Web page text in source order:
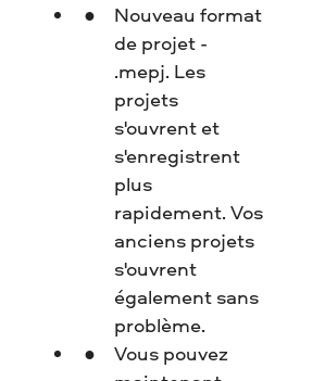
Nouveau format
de projet -
.mepj. Les
projets
s'ouvrent et
s'enregistrent
plus
rapidement. Vos
anciens projets
s'ouvrent
également sans
problème.
Vous pouvez